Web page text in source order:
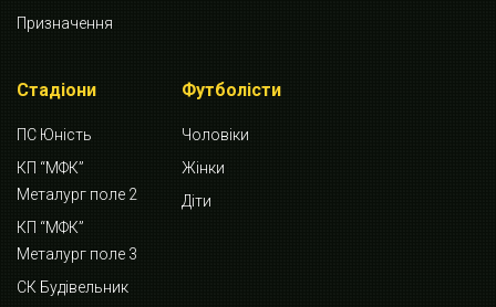
Призначення
Стадіони
ПС Юність
КП “МФК”
Металург поле 2
КП “МФК”
Металург поле 3
СК Будівельник
Футболісти
Чоловіки
Жінки
Діти